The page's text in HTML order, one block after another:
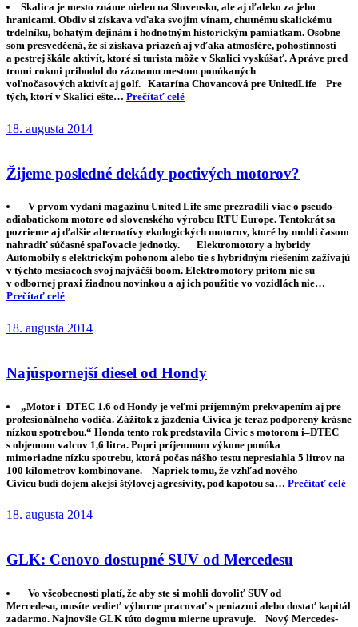
Skalica je mesto známe nielen na Slovensku, ale aj ďaleko za jeho
hranicami. Obdiv si získava vďaka svojim vínam, chutnému skalickému
trdelníku, bohatým dejinám i hodnotným historickým pamiatkam. Osobne
som presvedčená, že si získava priazeň aj vďaka atmosfére, pohostinnosti
a pestrej škále aktivít, ktoré si turista môže v Skalici vyskúšať. A práve pred
tromi rokmi pribudol do záznamu mestom ponúkaných
voľnočasových aktivít aj golf. Katarína Chovancová pre UnitedLife Pre
tých, ktorí v Skalici ešte… Prečítať celé
18. augusta 2014
Žijeme posledné dekády poctivých motorov?
V prvom vydaní magazínu United Life sme prezradili viac o pseudo-
adiabatickom motore od slovenského výrobcu RTU Europe. Tentokrát sa
pozrieme aj ďalšie alternatívy ekologických motorov, ktoré by mohli časom
nahradiť súčasné spaľovacie jednotky. Elektromotory a hybridy
Automobily s elektrickým pohonom alebo tie s hybridným riešením zažívajú
v týchto mesiacoch svoj najväčší boom. Elektromotory pritom nie sú
v odbornej praxi žiadnou novinkou a aj ich použitie vo vozidlách nie…
Prečítať celé
18. augusta 2014
Najúspornejší diesel od Hondy
„Motor i–DTEC 1.6 od Hondy je veľmi príjemným prekvapením aj pre
profesionálneho vodiča. Zážitok z jazdenia Civica je teraz podporený krásne
nízkou spotrebou.“ Honda tento rok predstavila Civic s motorom i–DTEC
s objemom valcov 1,6 litra. Popri príjemnom výkone ponúka
mimoriadne nízku spotrebu, ktorá počas nášho testu nepresiahla 5 litrov na
100 kilometrov kombinovane. Napriek tomu, že vzhľad nového
Civicu budí dojem akejsi štýlovej agresivity, pod kapotou sa… Prečítať celé
18. augusta 2014
GLK: Cenovo dostupné SUV od Mercedesu
Vo všeobecnosti platí, že aby ste si mohli dovoliť SUV od
Mercedesu, musíte vedieť výborne pracovať s peniazmi alebo dostať kapitál
zadarmo. Najnovšie GLK túto dogmu mierne upravuje. Nový Mercedes-